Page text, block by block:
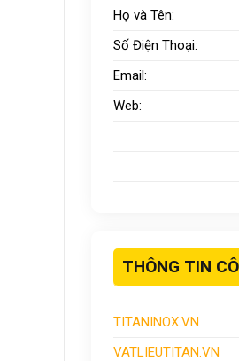
Họ và Tên:
Số Điện Thoại:
Email:
Web:
THÔNG TIN
TITANINOX.VN
VATLIEUTITAN.VN